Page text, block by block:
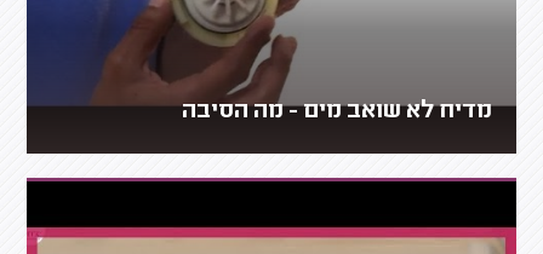
מדיח לא שואב מים - מה הסיבה